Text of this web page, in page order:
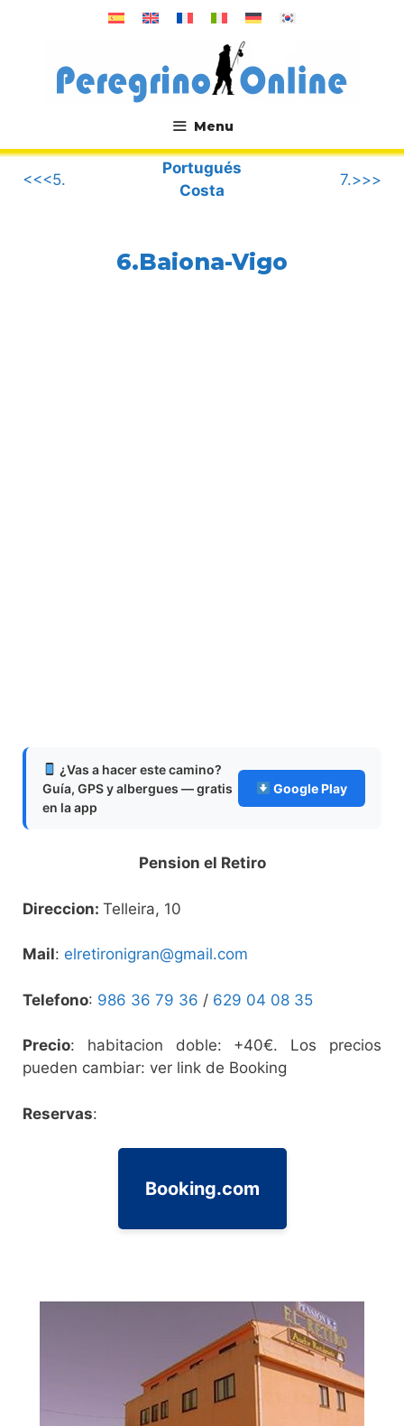
Menu
.
<<<5.
Portugués
Costa
7.>>>
6.Baiona-Vigo
¿Vas a hacer este camino?
Guía, GPS y albergues — gratis
en la app
Google Play
Pension el Retiro
Direccion: Telleira, 10
Mail: elretironigran@gmail.com
Telefono: 986 36 79 36 / 629 04 08 35
Precio: habitacion doble: +40€. Los precios
pueden cambiar: ver link de Booking
Reservas:
Booking.com